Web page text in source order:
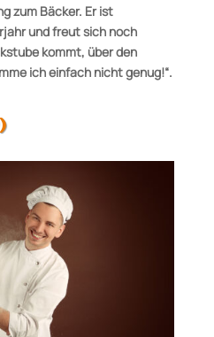
zum Bäcker. Er ist
und freut sich noch
kommt, über den
ich einfach nicht genug!“.